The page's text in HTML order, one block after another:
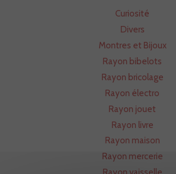
Curiosité
Divers
Montres et Bijoux
Rayon bibelots
Rayon bricolage
Rayon électro
Rayon jouet
Rayon livre
Rayon maison
Rayon mercerie